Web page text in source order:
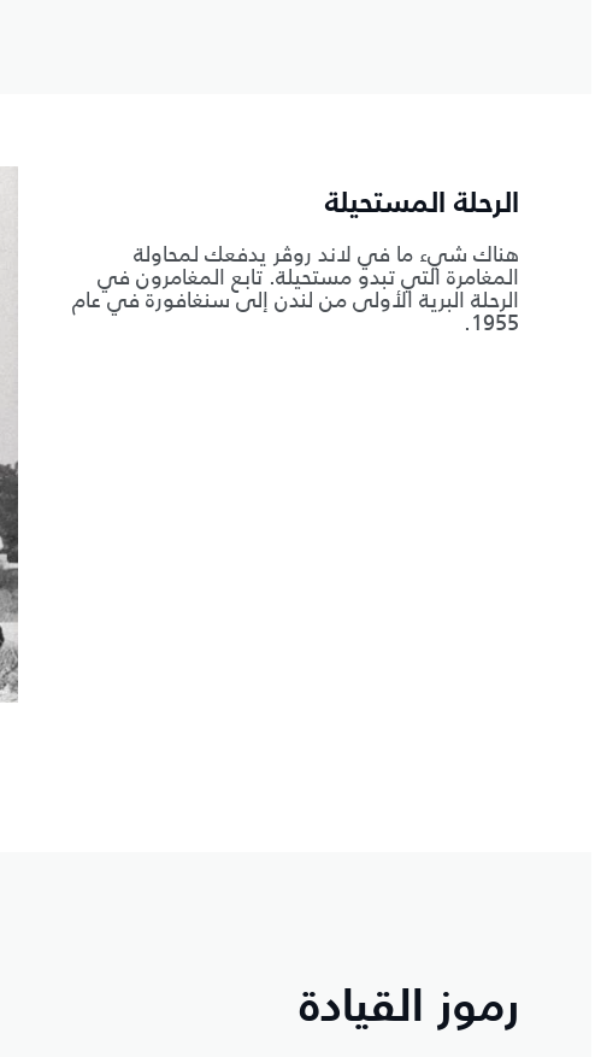
الرحلة المستحيلة
هناك شيء ما في لاند روڤر يدفعك لمحاولة
المغامرة التي تبدو مستحيلة. تابع المغامرون في
الرحلة البرية الأولى من لندن إلى سنغافورة في عام
1955.
رموز القيادة